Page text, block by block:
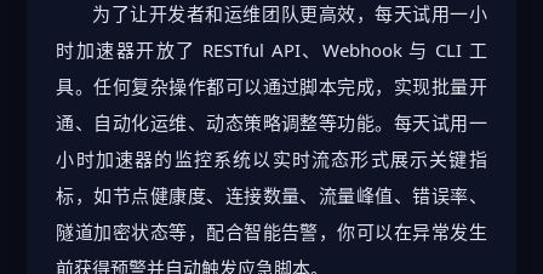
为了让开发者和运维团队更高效，每天试用一小
时加速器开放了 RESTful API、Webhook 与 CLI 工
具。任何复杂操作都可以通过脚本完成，实现批量开
通、自动化运维、动态策略调整等功能。每天试用一
小时加速器的监控系统以实时流态形式展示关键指
标，如节点健康度、连接数量、流量峰值、错误率、
隧道加密状态等，配合智能告警，你可以在异常发生
前获得预警并自动触发应急脚本。